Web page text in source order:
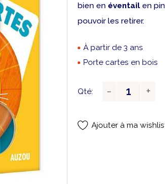
bien en éventail en
pouvoir les retirer.
À partir de 3 ans
Porte cartes en bois
Qté:
Ajouter à ma